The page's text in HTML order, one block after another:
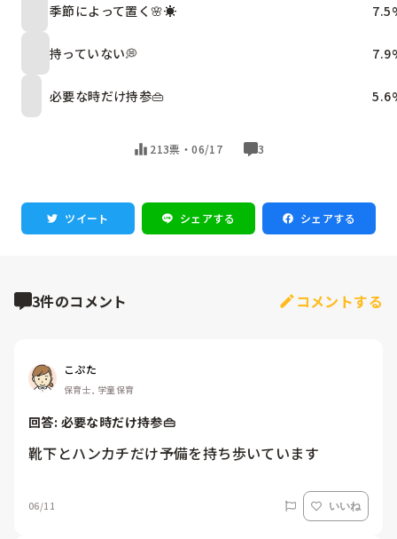
季節によって置く🌸☀️ 7.5
持っていない💭 7.9
必要な時だけ持参👜 5.6
213票・06/17 3
ツイート シェアする シェアする
3件のコメント コメントする
こぷた
保育士, 学童保育
回答: 必要な時だけ持参👜
靴下とハンカチだけ予備を持ち歩いています
06/11 いいね